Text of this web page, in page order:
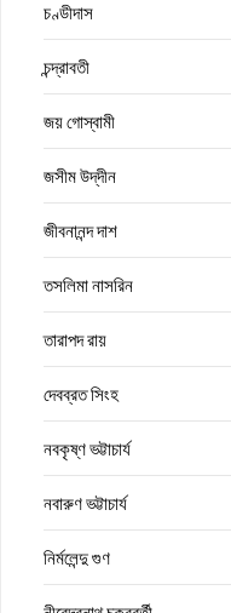
চণ্ডীদাস
চন্দ্রাবতী
জয় গোস্বামী
জসীম উদ্‌দীন
জীবনানন্দ দাশ
তসলিমা নাসরিন
তারাপদ রায়
দেবব্রত সিংহ
নবকৃষ্ণ ভট্টাচার্য
নবারুণ ভট্টাচার্য
নির্মলেন্দু গুণ